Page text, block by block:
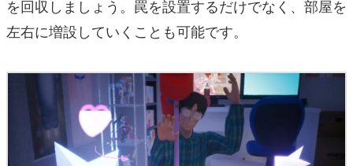
を回収しましょう。罠を設置するだけでなく、部屋を
左右に増設していくことも可能です。